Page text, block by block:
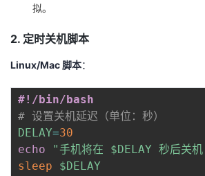
拟。
2. 定时关机脚本
Linux/Mac 脚本：
#!/bin/bash
# 设置关机延迟（单位：秒）
DELAY=30
echo
"手机将在 $DELAY 秒后关
sleep
$DELAY